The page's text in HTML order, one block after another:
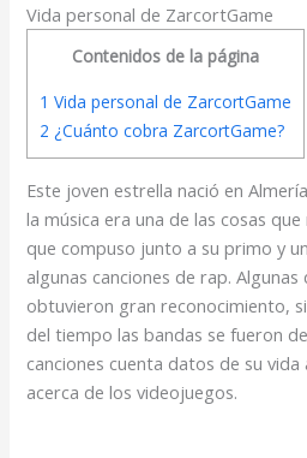
Vida personal de ZarcortGame
Contenidos de la página
1 Vida personal de ZarcortGame
2 ¿Cuánto cobra ZarcortGame?
Este joven estrella nació en
la música era una de las cosas
que compuso junto a su primo y
algunas canciones de rap. Algunas
obtuvieron gran reconocimiento,
del tiempo las bandas se fueron
canciones cuenta datos de su
acerca de los videojuegos.